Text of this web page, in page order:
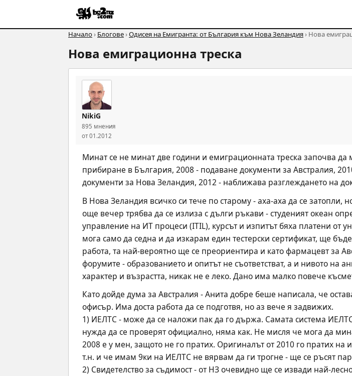
Начало› Блогове›Одисея на Емигранта: от България към Нова Зеландия› Нова
Нова емиграционна треска
NikiG
895 мнения
от 01.2012
Минат се не минат две години и емиграционната треска започва да
прибиране в България, 2008 - подаване документи за Австралия,
документи за Нова Зеландия, 2012 - наближава разглеждането на
В Нова Зеландия всичко си тече по старому - аха-аха да се затопли,
още вечер трябва да се излиза с дълги ръкави - студеният океан
управление на ИТ процеси (ITIL), курсът и изпитът бяха платени от
мога само да седна и да изкарам един тестерски сертификат, ще
работа, та най-вероятно ще се преориентира и като фармацевт за
форумите - образованието и опитът не съответстват, а и нивото на
характер и възрастта, никак не е леко. Дано има малко повече
Като дойде дума за Австралия - Анита добре беше написала, че
офисър. Има доста работа да се подготвя, но аз вече я задвижих.
1) ИЕЛТС - може да се наложи пак да го държа. Самата система
нужда да се проверят официално, няма как. Не мисля че мога да
2008 е у мен, защото не го пратих. Оригиналът от 2010 го пратих
т.н. и че имам 9ки на ИЕЛТС не вярвам да ги трогне - ще се ръсят
2) Свидетелство за съдимост - от НЗ очевидно ще се извади най-